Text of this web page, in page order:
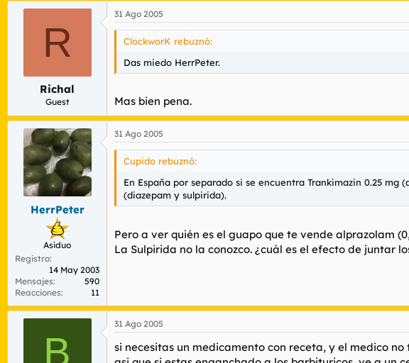
R
Richal
Guest
31 Ago 2005
ClockworK rebuznó:
Das miedo HerrPeter.
Mas bien pena.
HerrPeter
Asiduo
Registro
14 May 2003
Mensajes
590
Reacciones
11
31 Ago 2005
Cupido rebuznó:
En España por separado si se encuentra Trankimazin 0.25
(diazepam y sulpirida).
Pero a ver quién es el guapo que te vende alprazolam
La Sulpirida no la conozco. ¿cuál es el efecto de juntar
B
31 Ago 2005
si necesitas un medicamento con receta, y el medico